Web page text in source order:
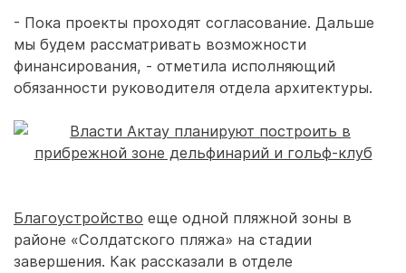
- Пока проекты проходят согласование. Дальше
мы будем рассматривать возможности
финансирования, - отметила исполняющий
обязанности руководителя отдела архитектуры.
Благоустройство еще одной пляжной зоны в
районе «Солдатского пляжа» на стадии
завершения. Как рассказали в отделе